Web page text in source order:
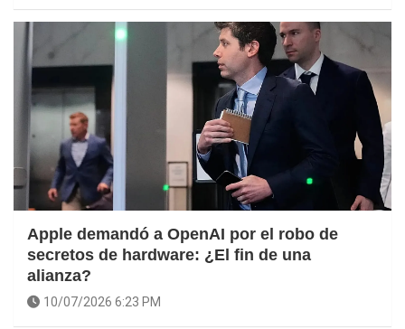
Apple demandó a OpenAI por el robo de
secretos de hardware: ¿El fin de una
alianza?
10/07/2026 6:23 PM